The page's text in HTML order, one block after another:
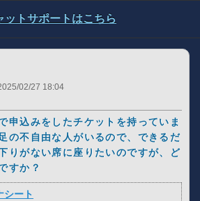
02/27 18:04
申込みをしたチケットを持っていま
の不自由な人がいるので、できるだ
りがない席に座りたいのですが、ど
すか？
シート